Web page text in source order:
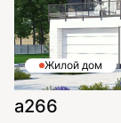
Жилой дом
а266